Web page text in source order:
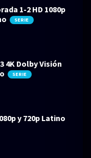
1-2 HD 1080p
SERIE
4K Dolby Visión
SERIE
y 720p Latino